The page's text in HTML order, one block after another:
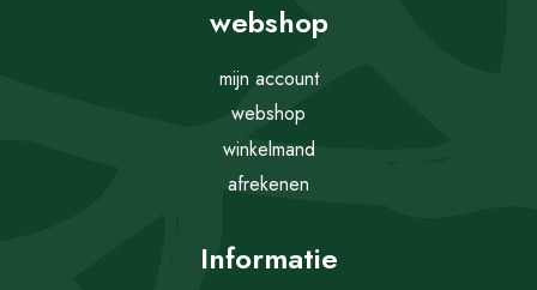
webshop
mijn account
webshop
winkelmand
afrekenen
Informatie